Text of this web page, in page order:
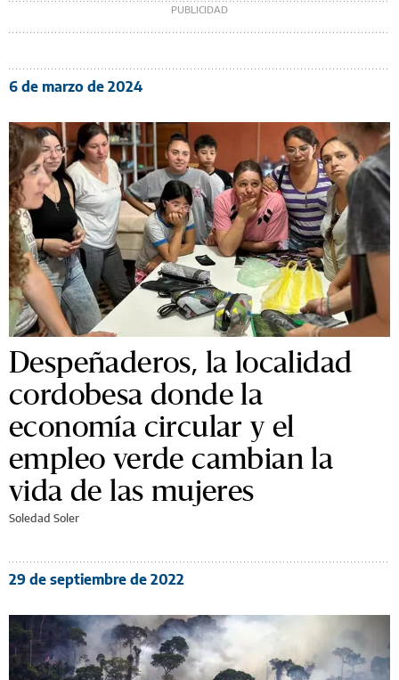
6 de marzo de 2024
Despeñaderos, la localidad
cordobesa donde la
economía circular y el
empleo verde cambian la
vida de las mujeres
Soledad Soler
29 de septiembre de 2022